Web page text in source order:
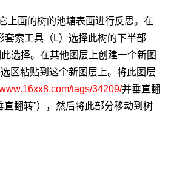
上面的树的池塘表面进行反思。在
套索工具（L）选择此树的下半部
选择。在其他图层上创建一个新图
区粘贴到这个新图层上。将此图层
tags/34209/并垂直翻
直翻转”），然后将此部分移动到树